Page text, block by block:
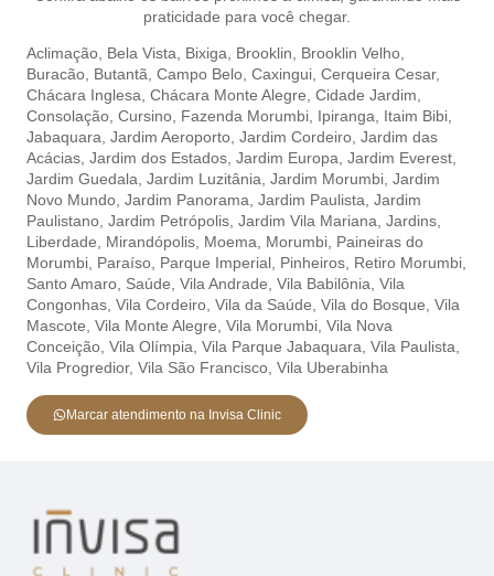
praticidade para você chegar.
Aclimação, Bela Vista, Bixiga, Brooklin, Brooklin Velho,
Buracão, Butantã, Campo Belo, Caxingui, Cerqueira Cesar,
Chácara Inglesa, Chácara Monte Alegre, Cidade Jardim,
Consolação, Cursino, Fazenda Morumbi, Ipiranga, Itaim Bibi,
Jabaquara, Jardim Aeroporto, Jardim Cordeiro, Jardim das
Acácias, Jardim dos Estados, Jardim Europa, Jardim Everest,
Jardim Guedala, Jardim Luzitânia, Jardim Morumbi, Jardim
Novo Mundo, Jardim Panorama, Jardim Paulista, Jardim
Paulistano, Jardim Petrópolis, Jardim Vila Mariana, Jardins,
Liberdade, Mirandópolis, Moema, Morumbi, Paineiras do
Morumbi, Paraíso, Parque Imperial, Pinheiros, Retiro Morumbi,
Santo Amaro, Saúde, Vila Andrade, Vila Babilônia, Vila
Congonhas, Vila Cordeiro, Vila da Saúde, Vila do Bosque, Vila
Mascote, Vila Monte Alegre, Vila Morumbi, Vila Nova
Conceição, Vila Olímpia, Vila Parque Jabaquara, Vila Paulista,
Vila Progredior, Vila São Francisco, Vila Uberabinha
Marcar atendimento na Invisa Clinic